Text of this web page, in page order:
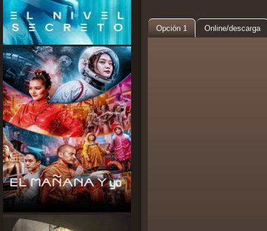
Opción 1 Online/descarga